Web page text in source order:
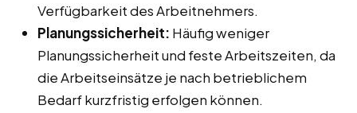
Verfügbarkeit des Arbeitnehmers.
Planungssicherheit: Häufig weniger
Planungssicherheit und feste Arbeitszeiten, da
die Arbeitseinsätze je nach betrieblichem
Bedarf kurzfristig erfolgen können.